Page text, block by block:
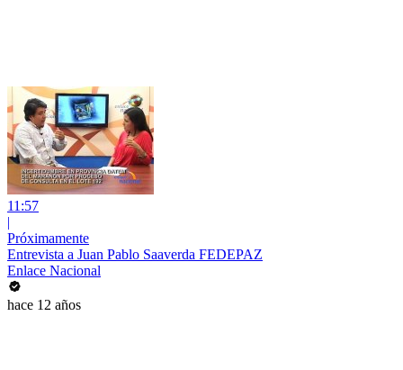
11:57
|
Próximamente
Entrevista a Juan Pablo Saaverda FEDEPAZ
Enlace Nacional
hace 12 años